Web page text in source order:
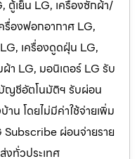
ตู้เย็น LG, เครื่องซักผ้า/
รื่องฟอกอากาศ LG,
เครื่องดูดฝุ่น LG,
า LG, มอนิเตอร์ LG รับ
ญชีอัตโนมัติฯ รับผ่อน
น โดยไม่มีค่าใช้จ่ายเพิ่ม
Subscribe ผ่อนจ่ายราย
งทั่วประเทศ